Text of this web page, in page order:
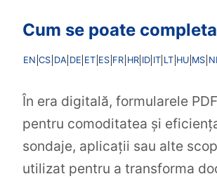
Cum se poate
EN CS DA DE ET ES FR HR ID IT LT HU MS
În era digitală, formularele
pentru comoditatea și
sondaje, aplicații sau alte
utilizat pentru a transforma